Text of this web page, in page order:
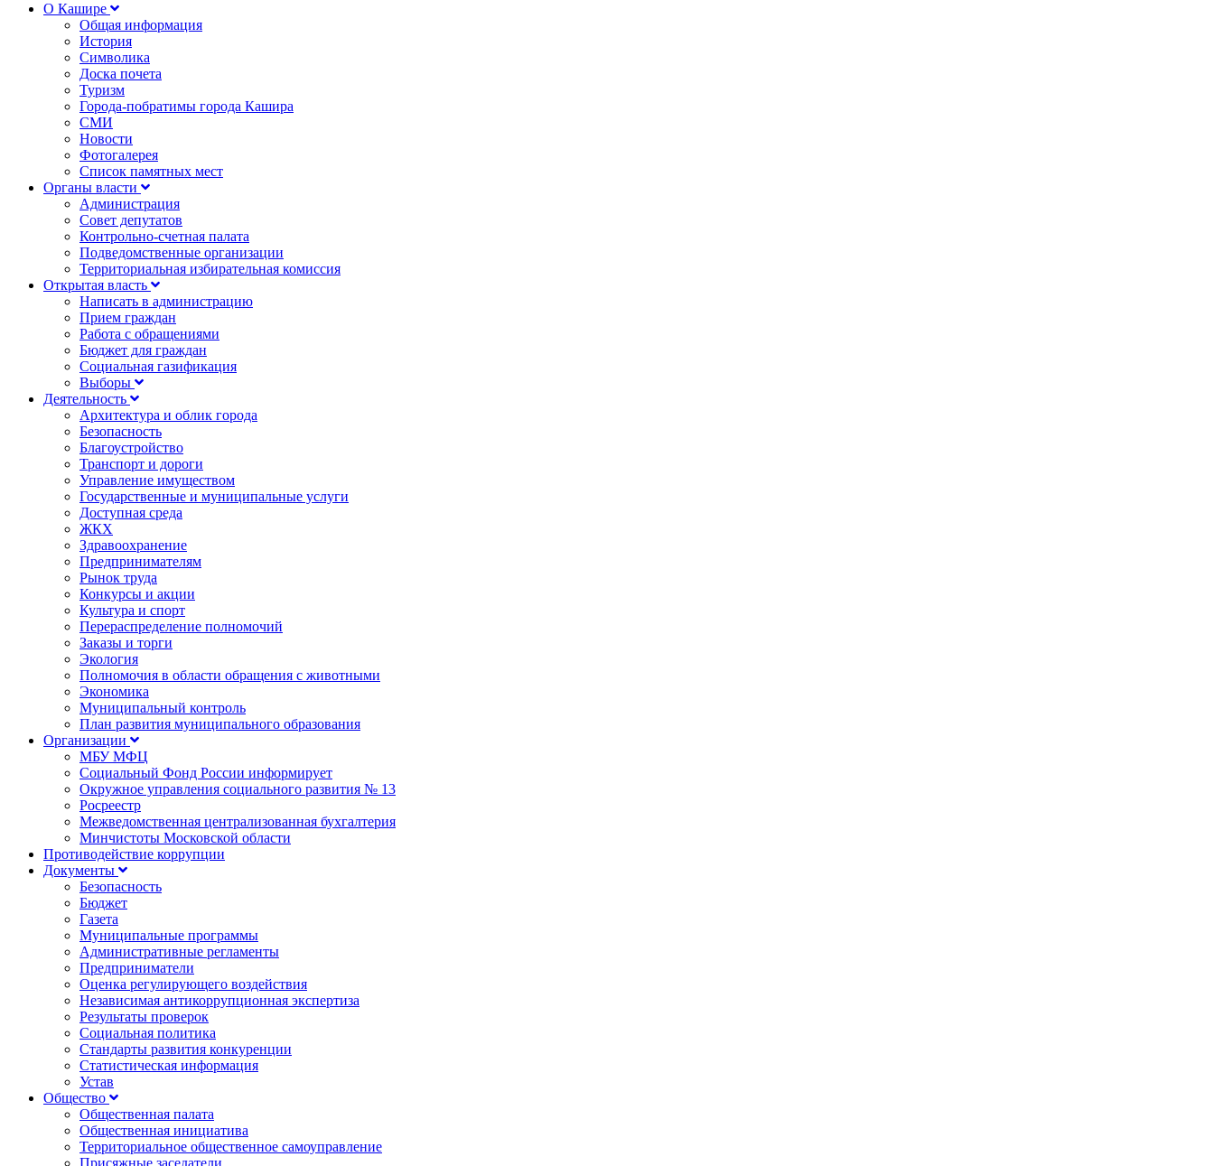
О Кашире
Общая информация
История
Символика
Доска почета
Туризм
Города-побратимы города Кашира
СМИ
Новости
Фотогалерея
Список памятных мест
Органы власти
Администрация
Совет депутатов
Контрольно-счетная палата
Подведомственные организации
Территориальная избирательная комиссия
Открытая власть
Написать в администрацию
Прием граждан
Работа с обращениями
Бюджет для граждан
Социальная газификация
Выборы
Деятельность
Архитектура и облик города
Безопасность
Благоустройство
Транспорт и дороги
Управление имуществом
Государственные и муниципальные услуги
Доступная среда
ЖКХ
Здравоохранение
Предпринимателям
Рынок труда
Конкурсы и акции
Культура и спорт
Перераспределение полномочий
Заказы и торги
Экология
Полномочия в области обращения с животными
Экономика
Муниципальный контроль
План развития муниципального образования
Организации
МБУ МФЦ
Социальный Фонд России информирует
Окружное управления социального развития № 13
Росреестр
Межведомственная централизованная бухгалтерия
Минчистоты Московской области
Противодействие коррупции
Документы
Безопасность
Бюджет
Газета
Муниципальные программы
Административные регламенты
Предприниматели
Оценка регулирующего воздействия
Независимая антикоррупционная экспертиза
Результаты проверок
Социальная политика
Стандарты развития конкуренции
Статистическая информация
Устав
Общество
Общественная палата
Общественная инициатива
Территориальное общественное самоуправление
Присяжные заседатели